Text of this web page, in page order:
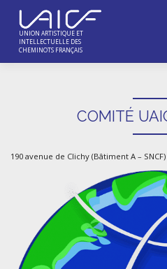
content
UNION ARTISTIQUE ET
INTELLECTUELLE DES
CHEMINOTS FRANÇAIS
COMITÉ
190 avenue de Clichy (Bâtiment A – SNCF)